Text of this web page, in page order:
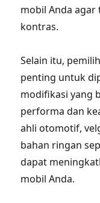
mobil Anda
kontras.
Selain itu,
penting untuk
modifikasi yang
performa dan
ahli otomotif,
bahan ringan
dapat
mobil Anda.